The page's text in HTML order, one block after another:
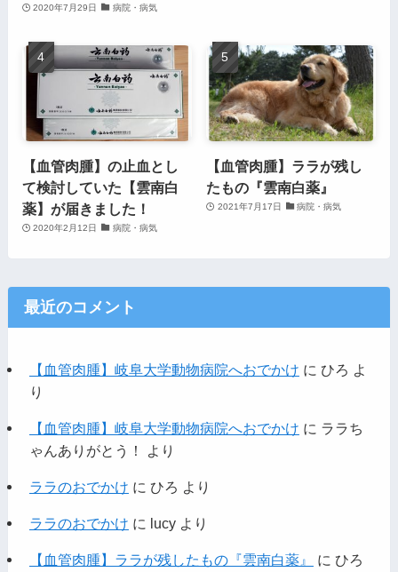
2020年7月29日 病院・病気
【血管肉腫】の止血とし
て検討していた【雲南白
薬】が届きました！
2020年2月12日 病院・病気
【血管肉腫】ララが残し
たもの『雲南白薬』
2021年7月17日 病院・病気
最近のコメント
【血管肉腫】岐阜大学動物病院へおでかけ に ひろ よ
り
【血管肉腫】岐阜大学動物病院へおでかけ に ララち
ゃんありがとう！
より
ララのおでかけ に ひろ より
ララのおでかけ に lucyより
【血管肉腫】ララが残したもの『雲南白薬』 に ひろ